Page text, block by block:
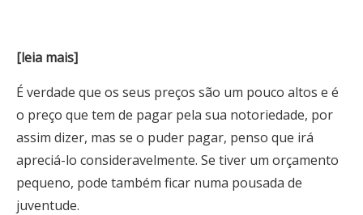
[leia mais]
É verdade que os seus preços são um pouco altos e é
o preço que tem de pagar pela sua notoriedade, por
assim dizer, mas se o puder pagar, penso que irá
apreciá-lo consideravelmente. Se tiver um orçamento
pequeno, pode também ficar numa pousada de
juventude.